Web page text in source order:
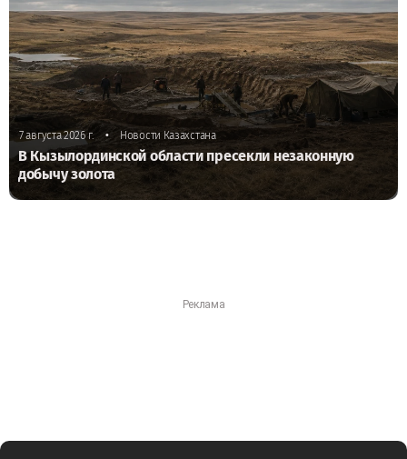
7 августа 2026 г. • Новости Казахстана
В Кызылординской области пресекли незаконную
добычу золота